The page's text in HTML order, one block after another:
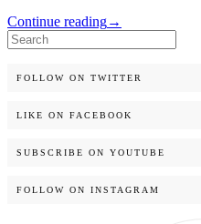
Continue reading→
Search
for:
FOLLOW ON TWITTER
LIKE ON FACEBOOK
SUBSCRIBE ON YOUTUBE
FOLLOW ON INSTAGRAM